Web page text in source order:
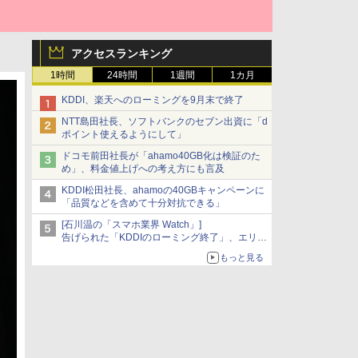
アクセスランキング
1時間 24時間 1週間 1カ月
KDDI、楽天へのローミングを9月末で終了
NTT島田社長、ソフトバンクのセブン出資に「d
ポイント使えるようにして」
ドコモ前田社長が「ahamo40GB化は検証のた
め」、料金値上げへの考え方にも言及
KDDI松田社長、ahamoの40GBキャンペーンに
「品質などを含めて十分対抗できる」
[石川温の「スマホ業界 Watch」]
告げられた「KDDIのローミング終了」、エリア
マップの落とし穴と楽天モバイルの課題
もっと見る